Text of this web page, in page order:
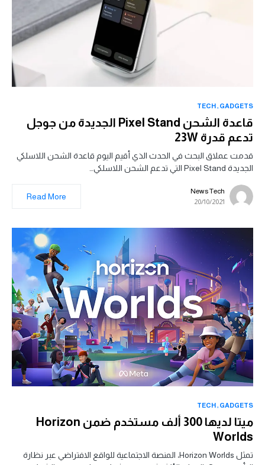
GADGETS
TECH
قاعدة الشحن Pixel Stand الجديدة من جوجل
تدعم قدرة 23W
قدمت عملاق البحث في الحدث الذي أقيم اليوم قاعدة الشحن اللاسلكي
الجديدة Pixel Stand التي تدعم الشحن اللاسلكي…
News Tech
20/10/2021
Read More
GADGETS
TECH
ميتا لديها 300 ألف مستخدم ضمن Horizon
Worlds
تمثل Horizon Worlds، المنصة الاجتماعية للواقع الافتراضي عبر نظارة